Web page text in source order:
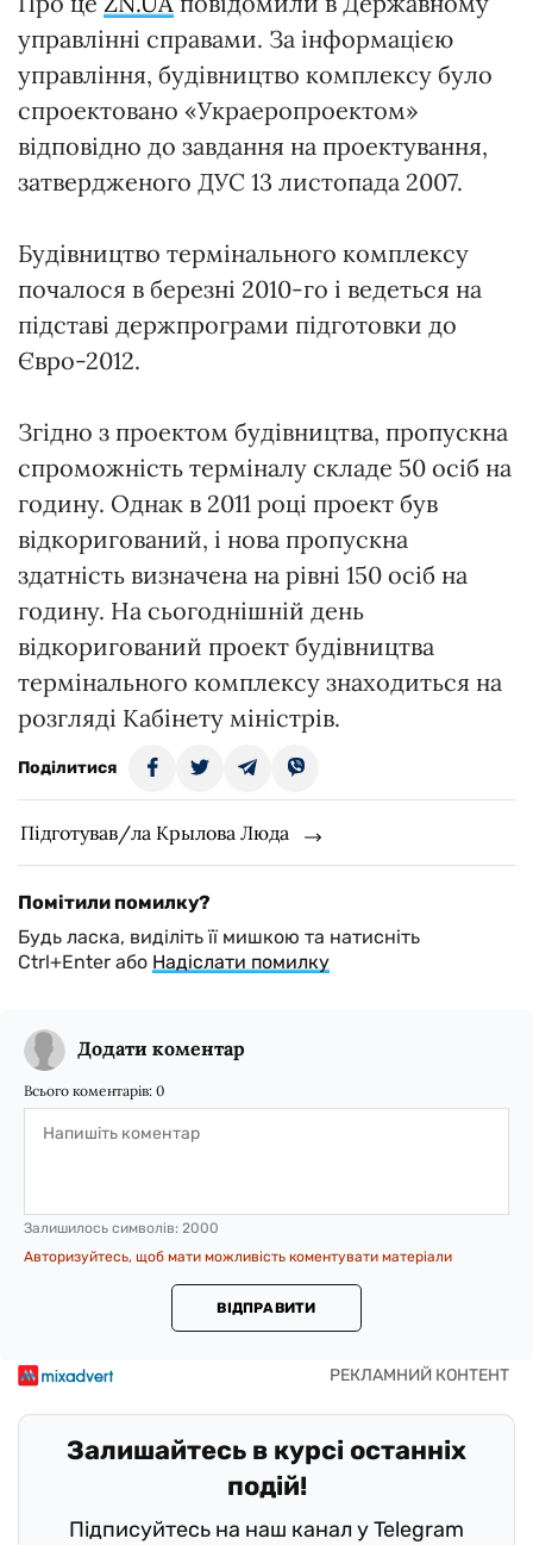
управлінні справами. За інформацією
управління, будівництво комплексу було
спроектовано «Украеропроектом»
відповідно до завдання на проектування,
затвердженого ДУС 13 листопада 2007.
Будівництво термінального комплексу
почалося в березні 2010-го і ведеться на
підставі держпрограми підготовки до
Євро-2012.
Згідно з проектом будівництва, пропускна
спроможність терміналу складе 50 осіб на
годину. Однак в 2011 році проект був
відкоригований, і нова пропускна
здатність визначена на рівні 150 осіб на
годину. На сьогоднішній день
відкоригований проект будівництва
термінального комплексу знаходиться на
розгляді Кабінету міністрів.
Поділитися
Підготував/ла Крылова Люда
Помітили помилку?
Будь ласка, виділіть її мишкою та натисніть
Ctrl+Enter або Надіслати помилку
Додати коментар
Всього коментарів: 0
Залишилось символів: 2000
Авторизуйтесь, щоб мати можливість коментувати матеріали
ВІДПРАВИТИ
Залишайтесь в курсі останніх
подій!
Підписуйтесь на наш канал у Telegram